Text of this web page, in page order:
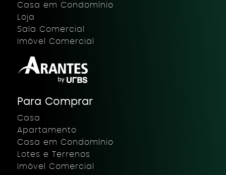
Casa em Condomínio
Loja
Sala Comercial
Imóvel Comercial
Para Comprar
Casa
Apartamento
Casa em Condomínio
Lotes e Terrenos
Imóvel Comercial